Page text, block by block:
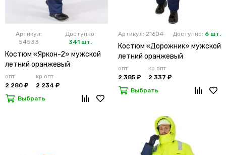
Артикул:
54533
Доступно:
341 шт.
Костюм «Яркон-2» мужской
летний оранжевый
опт
2 280 ₽
кр.опт
2 234 ₽
Выбрать
Артикул: 21604 Доступно: 6 шт.
Костюм «Дорожник» мужской
летний оранжевый
опт
2 385 ₽
кр.опт
2 337 ₽
Выбрать